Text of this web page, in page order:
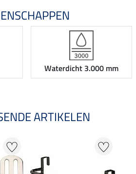
Waterdicht 3.000 mm
ARTIKELEN